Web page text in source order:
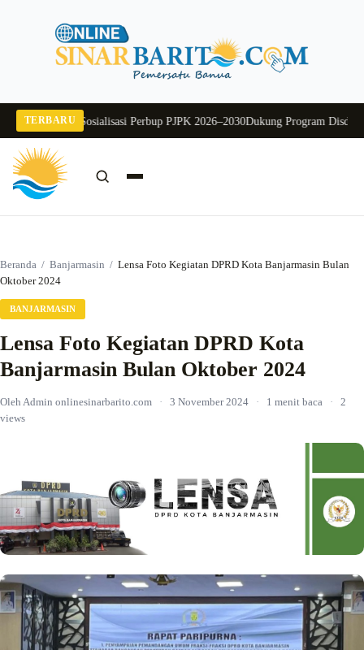
TERBARU
Buka Sosialisasi Perbup PJPK 2026–2030Dukung Program Disdikbud
Beranda / Banjarmasin / Lensa Foto Kegiatan DPRD Kota Banjarmasin Bulan
Oktober 2024
BANJARMASIN
Lensa Foto Kegiatan DPRD Kota
Banjarmasin Bulan Oktober 2024
Oleh Admin onlinesinarbarito.com · 3 November 2024 · 1 menit baca ·
2
views